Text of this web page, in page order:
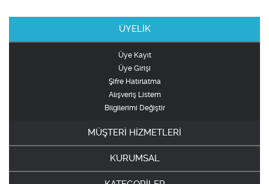
ÜYELİK
Üye Kayıt
Üye Girişi
Şifre Hatırlatma
Alışveriş Listem
Bilgilerimi Değiştir
MÜŞTERİ HİZMETLERİ
KURUMSAL